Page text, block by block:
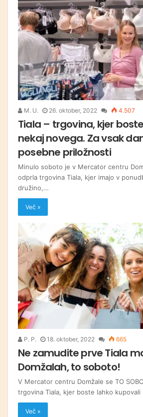
M. U. 26. oktober, 2022 4.507
Tiala – trgovina, kjer
nekaj novega. Za vsak
posebne priložnosti
Minulo soboto je v Mercator centru
odprla trgovina Tiala, kjer imajo v
družino,…
Več »
P. P. 18. oktober, 2022 665
Ne zamudite prve Tiala
Domžalah, to soboto!
V Mercator centru Domžale se TO
trgovina Tiala, kjer boste lahko kupovali
Več »